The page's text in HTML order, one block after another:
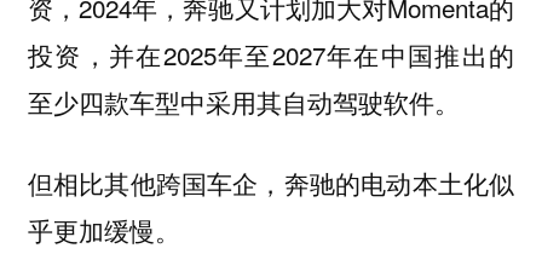
资，2024年，奔驰又计划加大对Momenta的
投资，并在2025年至2027年在中国推出的
至少四款车型中采用其自动驾驶软件。
但相比其他跨国车企，奔驰的电动本土化似
乎更加缓慢。